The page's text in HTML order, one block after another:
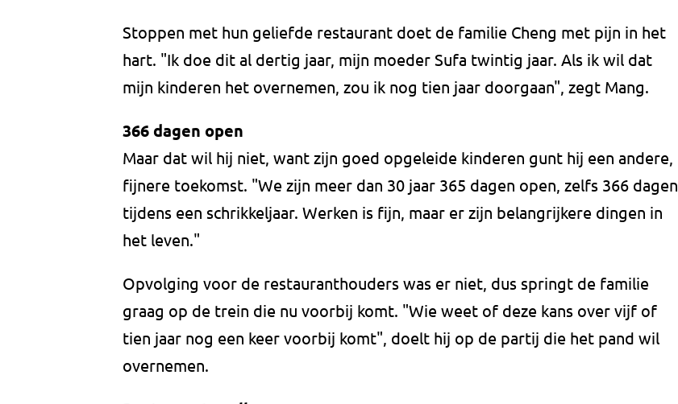
Stoppen met hun geliefde restaurant doet de familie Cheng met pijn in het
hart. "Ik doe dit al dertig jaar, mijn moeder Sufa twintig jaar. Als ik wil dat
mijn kinderen het overnemen, zou ik nog tien jaar doorgaan", zegt Mang.
366 dagen open
Maar dat wil hij niet, want zijn goed opgeleide kinderen gunt hij een andere,
fijnere toekomst. "We zijn meer dan 30 jaar 365 dagen open, zelfs 366 dagen
tijdens een schrikkeljaar. Werken is fijn, maar er zijn belangrijkere dingen in
het leven."
Opvolging voor de restauranthouders was er niet, dus springt de familie
graag op de trein die nu voorbij komt. "Wie weet of deze kans over vijf of
tien jaar nog een keer voorbij komt", doelt hij op de partij die het pand wil
overnemen.